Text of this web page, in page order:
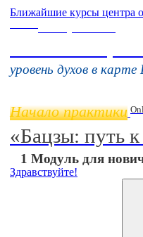
Ближайшие курсы центра
уровень духов в
Начало практики
«Бацзы: путь к
1 Модуль для
Здравствуйте!